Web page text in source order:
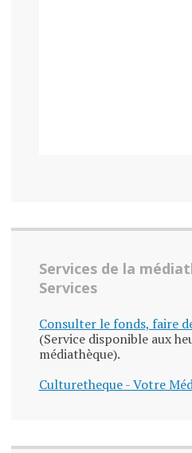
Services de la
Services
Consulter le fonds, faire
(Service disponible aux
médiathèque).
Culturetheque - Votre